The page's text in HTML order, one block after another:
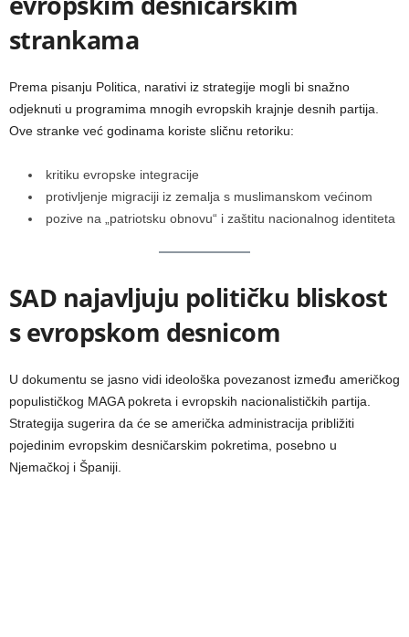
strankama
Prema pisanju Politica, narativi iz strategije mogli bi snažno
odjeknuti u programima mnogih evropskih krajnje desnih partija.
Ove stranke već godinama koriste sličnu retoriku:
kritiku evropske integracije
protivljenje migraciji iz zemalja s muslimanskom većinom
pozive na „patriotsku obnovu“ i zaštitu nacionalnog identiteta
SAD najavljuju političku bliskost
s evropskom desnicom
U dokumentu se jasno vidi ideološka povezanost između američkog
populističkog MAGA pokreta i evropskih nacionalističkih partija.
Strategija sugerira da će se američka administracija približiti
pojedinim evropskim desničarskim pokretima, posebno u
Njemačkoj i Španiji.